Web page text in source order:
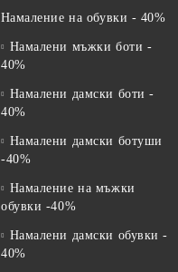
Намаление на обувки - 40%
Намалени мъжки боти -
40%
Намалени дамски боти -
40%
Намалени дамски ботуши
-40%
Намаление на мъжки
обувки -40%
Намалени дамски обувки -
40%